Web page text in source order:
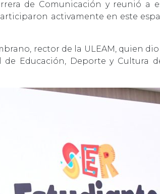
de Comunicación y reunió a
activamente en este
rector de la ULEAM, quien
Educación, Deporte y Cultura